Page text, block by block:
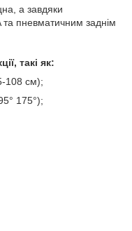
а завдяки
пневматичним заднім
такі як:
108 см);
175°);